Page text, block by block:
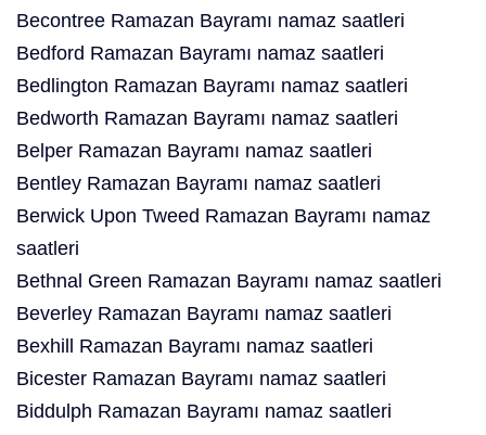
Becontree Ramazan Bayramı namaz saatleri
Bedford Ramazan Bayramı namaz saatleri
Bedlington Ramazan Bayramı namaz saatleri
Bedworth Ramazan Bayramı namaz saatleri
Belper Ramazan Bayramı namaz saatleri
Bentley Ramazan Bayramı namaz saatleri
Berwick Upon Tweed Ramazan Bayramı namaz
saatleri
Bethnal Green Ramazan Bayramı namaz saatleri
Beverley Ramazan Bayramı namaz saatleri
Bexhill Ramazan Bayramı namaz saatleri
Bicester Ramazan Bayramı namaz saatleri
Biddulph Ramazan Bayramı namaz saatleri